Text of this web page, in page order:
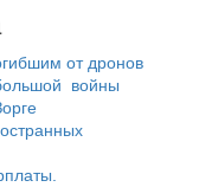
от дронов
войны